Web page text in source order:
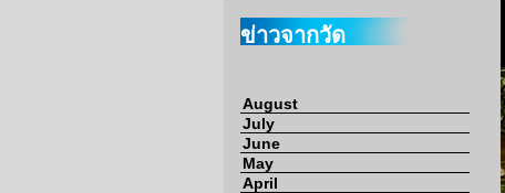
ข่าวจากวัด
August
July
June
May
April